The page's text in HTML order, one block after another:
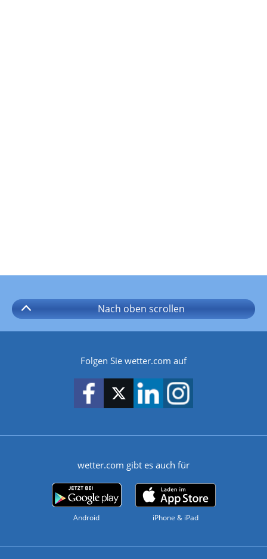
Nach oben scrollen
Folgen Sie wetter.com auf
wetter.com gibt es auch für
Android iPhone & iPad